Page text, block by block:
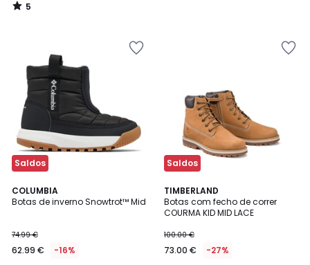
5
/
Saldos
COLUMBIA
Botas de inverno Snowtrot™ Mid
74.99 €
62.99 € -16%
Saldos
TIMBERLAND
Botas com fecho de correr
COURMA KID MID LACE
100.00 €
73.00 € -27%
4,9
/ 5